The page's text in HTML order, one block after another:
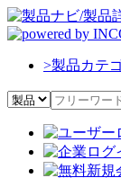
>製品カテ